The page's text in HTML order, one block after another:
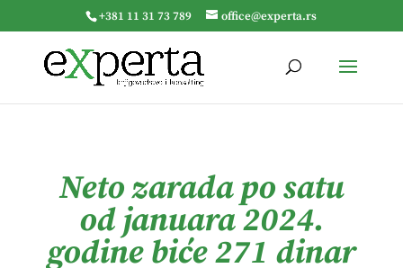
+381 11 31 73 789 office@experta.rs
Neto zarada po satu
od januara 2024.
godine biće 271 dinar